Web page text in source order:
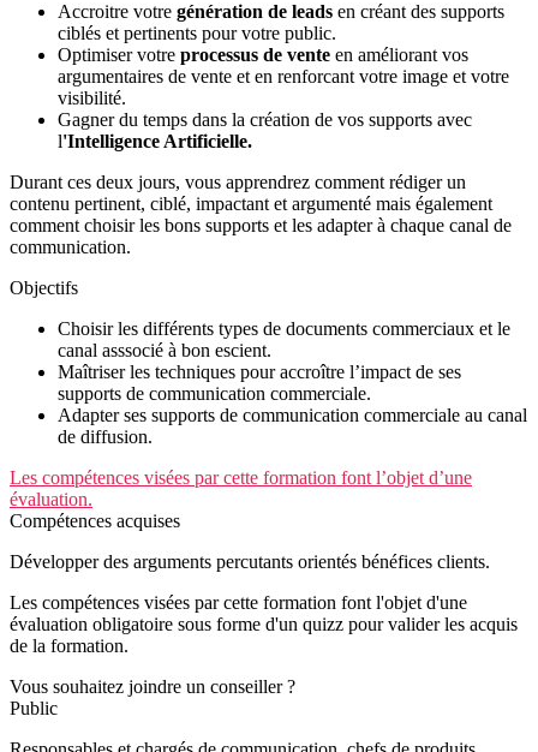
Accroitre votre génération de leads en créant des supports
ciblés et pertinents pour votre public.
Optimiser votre processus de vente en améliorant vos
argumentaires de vente et en renforcant votre image et votre
visibilité.
Gagner du temps dans la création de vos supports avec
l'Intelligence Artificielle.
Durant ces deux jours, vous apprendrez comment rédiger un
contenu pertinent, ciblé, impactant et argumenté mais également
comment choisir les bons supports et les adapter à chaque canal de
communication.
Objectifs
Choisir les différents types de documents commerciaux et le
canal asssocié à bon escient.
Maîtriser les techniques pour accroître l’impact de ses
supports de communication commerciale.
Adapter ses supports de communication commerciale au canal
de diffusion.
Les compétences visées par cette formation font l’objet d’une
évaluation.
Compétences acquises
Développer des arguments percutants orientés bénéfices clients.
Les compétences visées par cette formation font l'objet d'une
évaluation obligatoire sous forme d'un quizz pour valider les acquis
de la formation.
Vous souhaitez joindre un conseiller ?
Public